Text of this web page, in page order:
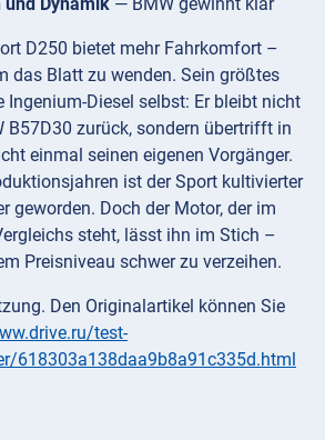
D250 bietet mehr Fahrkomfort –
das Blatt zu wenden. Sein größtes
Ingenium-Diesel selbst: Er bleibt nicht
B57D30 zurück, sondern übertrifft in
einmal seinen eigenen Vorgänger.
ist der Sport kultivierter
geworden. Doch der Motor, der im
steht, lässt ihn im Stich –
Preisniveau schwer zu verzeihen.
Den Originalartikel können Sie
test-
618303a138daa9b8a91c335d.html